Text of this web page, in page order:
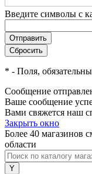
Введите символы с
* - Поля,
Сообщение
Ваше сообщение
Вами свяжется наш
Закрыть окно
Более 40 магазинов
области